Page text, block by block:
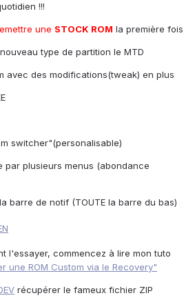
!!!
une STOCK ROM la première fois
type de partition le MTD
avec des modifications(tweak) en plus
switcher"(personalisable)
par plusieurs menus (abondance
barre de notif (TOUTE la barre du bas)
l'essayer, commencez à lire mon tuto
une ROM Custom via le Recovery"
récupérer le fameux fichier ZIP